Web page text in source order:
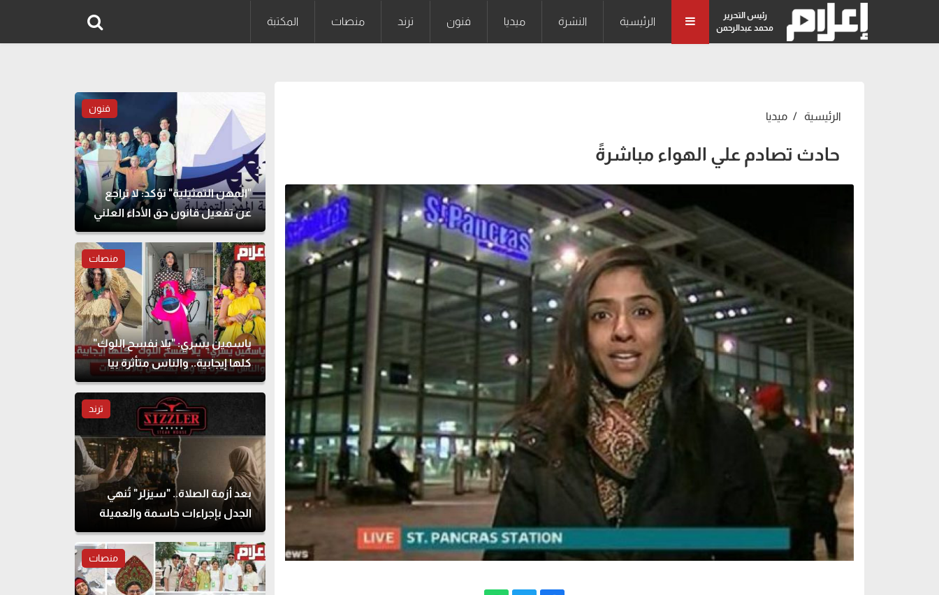
رئيس التحرير
محمد عبدالرحمن
الرئيسية النشرة ميديا فنون ترند منصات المكتبة
الرئيسية ميديا
حادث تصادم علي الهواء مباشرةً
فنون
"المهن التمثيلية" تؤكد: لا تراجع
عن تفعيل قانون حق الأداء العلني
منصات
ياسمين يسري: "يلا نفسح اللوك"
كلها إيجابية.. والناس متأثرة بيا
وما بهتمش بالانتقادات
ترند
بعد أزمة الصلاة.. "سيزلر" تُنهي
الجدل بإجراءات حاسمة والعميلة
تحذف المنشور
منصات